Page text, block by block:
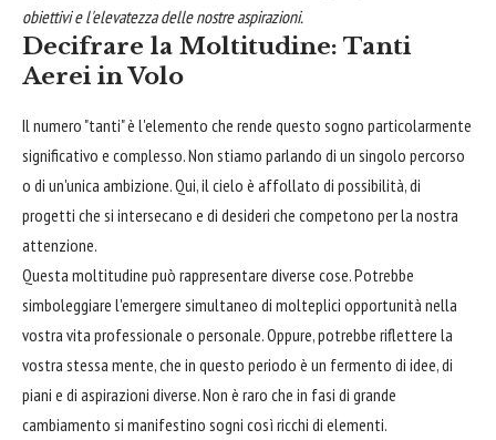
obiettivi e l'elevatezza delle nostre aspirazioni.
Decifrare la Moltitudine: Tanti
Aerei in Volo
Il numero "tanti" è l'elemento che rende questo sogno particolarmente
significativo e complesso. Non stiamo parlando di un singolo percorso
o di un'unica ambizione. Qui, il cielo è affollato di possibilità, di
progetti che si intersecano e di desideri che competono per la nostra
attenzione.
Questa moltitudine può rappresentare diverse cose. Potrebbe
simboleggiare l'emergere simultaneo di molteplici opportunità nella
vostra vita professionale o personale. Oppure, potrebbe riflettere la
vostra stessa mente, che in questo periodo è un fermento di idee, di
piani e di aspirazioni diverse. Non è raro che in fasi di grande
cambiamento si manifestino sogni così ricchi di elementi.